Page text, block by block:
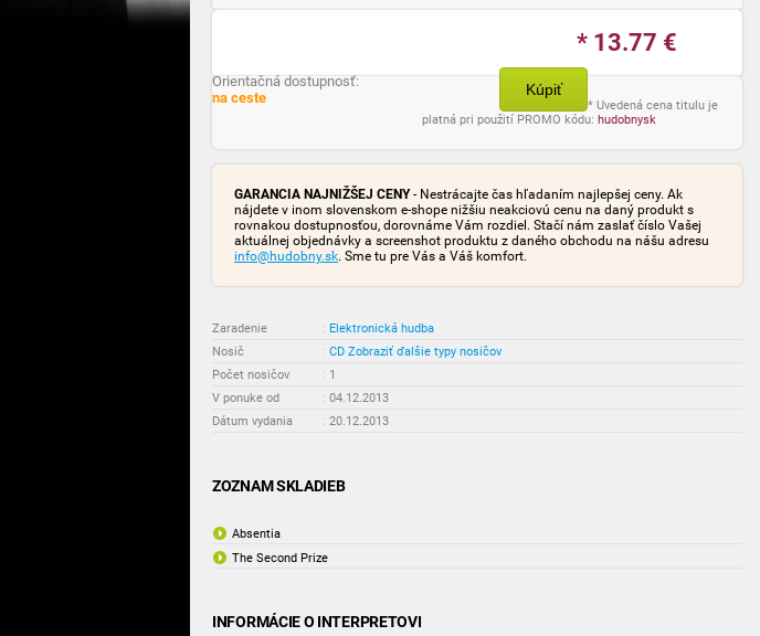
* 13.77 €
Orientačná dostupnosť:
na ceste
Kúpiť
* Uvedená cena titulu je
platná pri použití PROMO kódu: hudobnysk
GARANCIA NAJNIŽŠEJ CENY- Nestrácajte čas hľadaním najlepšej ceny. Ak
nájdete v inom slovenskom e-shope nižšiu neakciovú cenu na daný produkt s
rovnakou dostupnosťou, dorovnáme Vám rozdiel. Stačí nám zaslať číslo Vašej
aktuálnej objednávky a screenshot produktu z daného obchodu na nášu adresu
info@hudobny.sk. Sme tu pre Vás a Váš komfort.
Zaradenie : Elektronická hudba
Nosič
: CD Zobraziť ďalšie typy nosičov
Počet nosičov
: 1
V ponuke od
: 04.12.2013
Dátum vydania
: 20.12.2013
ZOZNAM SKLADIEB
Absentia
The Second Prize
INFORMÁCIE O INTERPRETOVI